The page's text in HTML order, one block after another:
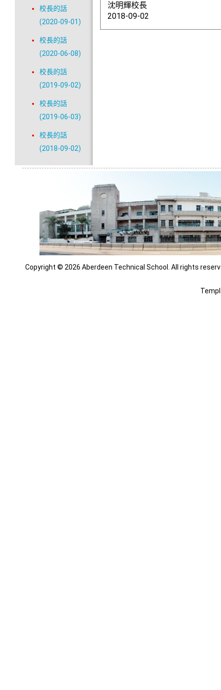
沈明輝校長
2018-09-02
校長的話
(2020-09-01)
校長的話
(2020-06-08)
校長的話
(2019-09-02)
校長的話
(2019-06-03)
校長的話
(2018-09-02)
Copyright © 2026 Aberdeen Technical School. All rights